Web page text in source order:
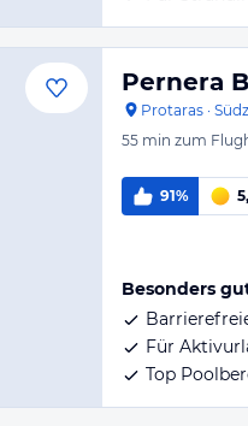
Pernera
Protaras ·
55 min zum
91%
Besonders
Für
Top